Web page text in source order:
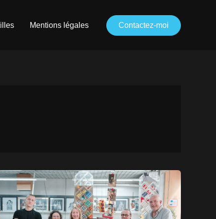
Mentions légales Contactez-moi